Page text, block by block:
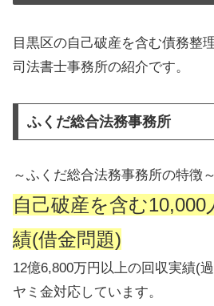
目黒区の自己破産を含む債務整
司法書士事務所の紹介です。
ふくだ総合法務事務所
～ふくだ総合法務事務所の特徴～
自己破産を含む10,000
績(借金問題)
12億6,800万円以上の回収実績(
ヤミ金対応しています。